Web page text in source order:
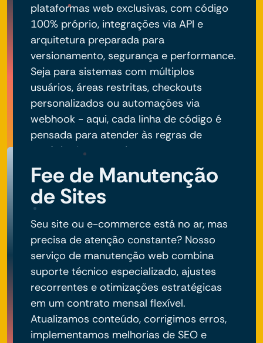
plataformas web exclusivas, com código
100% próprio, integrações via API e
arquitetura preparada para
versionamento, segurança e performance.
Seja para sistemas com múltiplos
usuários, áreas restritas, checkouts
personalizados ou automações via
webhook - aqui, cada linha de código é
pensada para atender às regras de
negócio do seu projeto.
Fee de Manutenção
de Sites
Seu site ou e-commerce está no ar, mas
precisa de atenção constante? Nosso
serviço de manutenção web combina
suporte técnico especializado, ajustes
recorrentes e otimizações estratégicas
em um contrato mensal flexível.
Atualizamos conteúdo, corrigimos erros,
implementamos melhorias de SEO e